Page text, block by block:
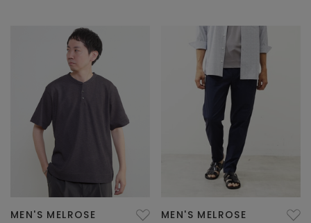
MEN'S MELROSE MEN'S MELROSE